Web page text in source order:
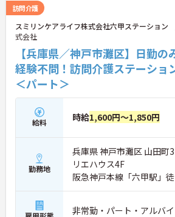
訪問介護
スミリンケアライフ株式会社六甲ステーション
式会社
【兵庫県／神戸市灘区】日勤
経験不問！訪問介護ステーショ
＜パート＞
給料 時給1,600円～1,850円
勤務地
兵庫県 神戸市灘区 山田
リエハウス4F
阪急神戸本線「六甲駅」
非常勤・パート・アルバ